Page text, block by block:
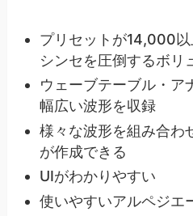
プリセットが14,000
シンセを圧倒するボリ
ウェーブテーブル・ア
幅広い波形を収録
様々な波形を組み合わ
が作成できる
UIがわかりやすい
使いやすいアルペジエ